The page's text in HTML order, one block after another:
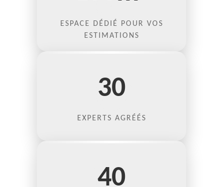
ESPACE DÉDIÉ POUR VOS
ESTIMATIONS
30
EXPERTS AGRÉÉS
40